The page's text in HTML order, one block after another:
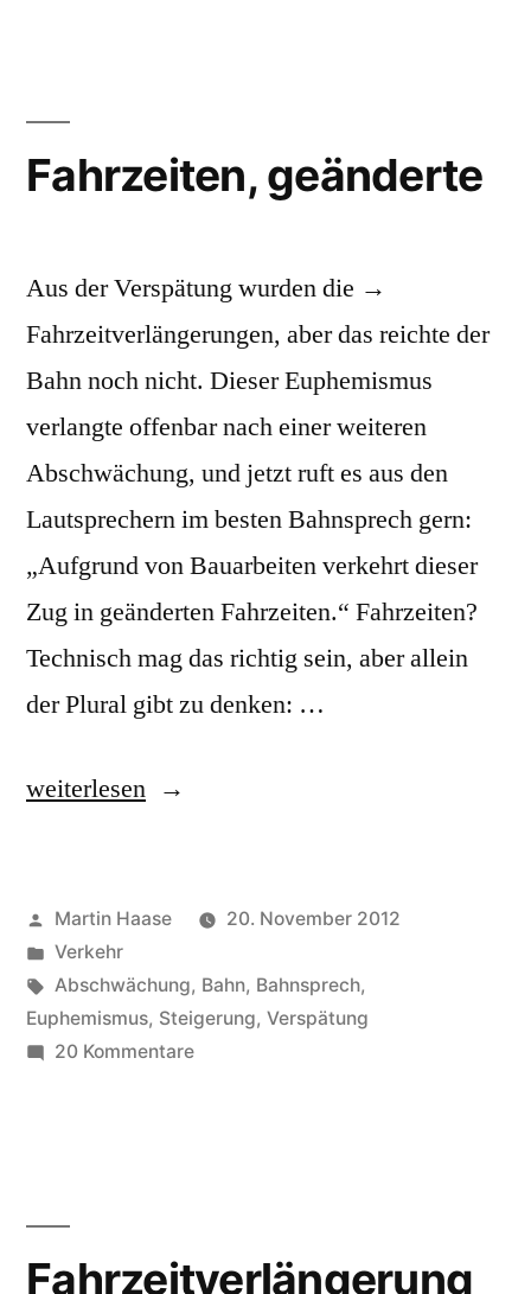
Fahrzeiten, geänderte
Aus der Verspätung wurden die →
Fahrzeitverlängerungen, aber das reichte der
Bahn noch nicht. Dieser Euphemismus
verlangte offenbar nach einer weiteren
Abschwächung, und jetzt ruft es aus den
Lautsprechern im besten Bahnsprech gern:
„Aufgrund von Bauarbeiten verkehrt dieser
Zug in geänderten Fahrzeiten.“ Fahrzeiten?
Technisch mag das richtig sein, aber allein
der Plural gibt zu denken: …
„Fahrzeiten,
weiterlesen
Veröffentlicht
von
Martin Haase
20. November 2012
Veröffentlicht
in
Verkehr
Schlagwörter:
Abschwächung, Bahn, Bahnsprech,
Euphemismus, Steigerung, Verspätung
20 Kommentarezu
Fahrzeitverlängerung